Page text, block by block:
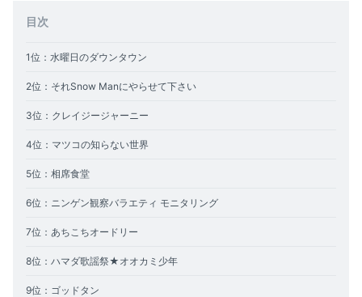
目次
1位：水曜日のダウンタウン
2位：それSnow Manにやらせて下さい
3位：クレイジージャーニー
4位：マツコの知らない世界
5位：相席食堂
6位：ニンゲン観察バラエティ モニタリング
7位：あちこちオードリー
8位： ハマダ歌謡祭★オオカミ少年
9位：ゴッドタン